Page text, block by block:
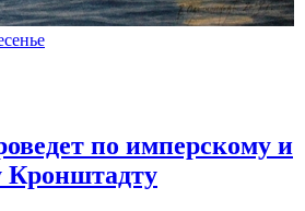
по имперскому и
Кронштадту